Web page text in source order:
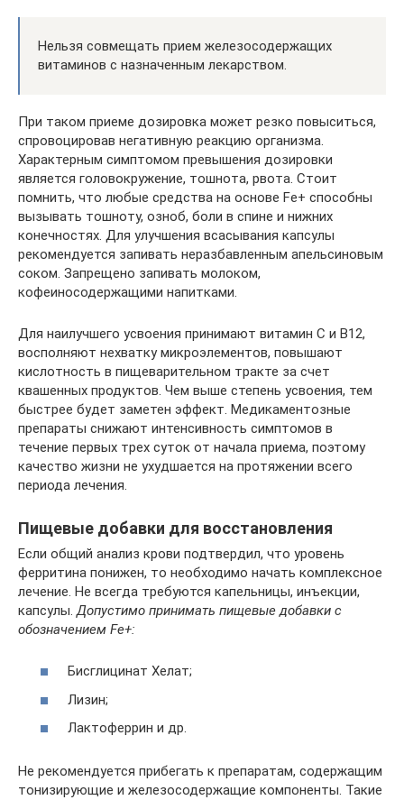
Нельзя совмещать прием железосодержащих
витаминов с назначенным лекарством.
При таком приеме дозировка может резко повыситься,
спровоцировав негативную реакцию организма.
Характерным симптомом превышения дозировки
является головокружение, тошнота, рвота. Стоит
помнить, что любые средства на основе Fe+ способны
вызывать тошноту, озноб, боли в спине и нижних
конечностях. Для улучшения всасывания капсулы
рекомендуется запивать неразбавленным апельсиновым
соком. Запрещено запивать молоком,
кофеиносодержащими напитками.
Для наилучшего усвоения принимают витамин С и В12,
восполняют нехватку микроэлементов, повышают
кислотность в пищеварительном тракте за счет
квашенных продуктов. Чем выше степень усвоения, тем
быстрее будет заметен эффект. Медикаментозные
препараты снижают интенсивность симптомов в
течение первых трех суток от начала приема, поэтому
качество жизни не ухудшается на протяжении всего
периода лечения.
Пищевые добавки для восстановления
Если общий анализ крови подтвердил, что уровень
ферритина понижен, то необходимо начать комплексное
лечение. Не всегда требуются капельницы, инъекции,
капсулы. Допустимо принимать пищевые добавки с
обозначением Fe+:
Бисглицинат Хелат;
Лизин;
Лактоферрин и др.
Не рекомендуется прибегать к препаратам, содержащим
тонизирующие и железосодержащие компоненты. Такие